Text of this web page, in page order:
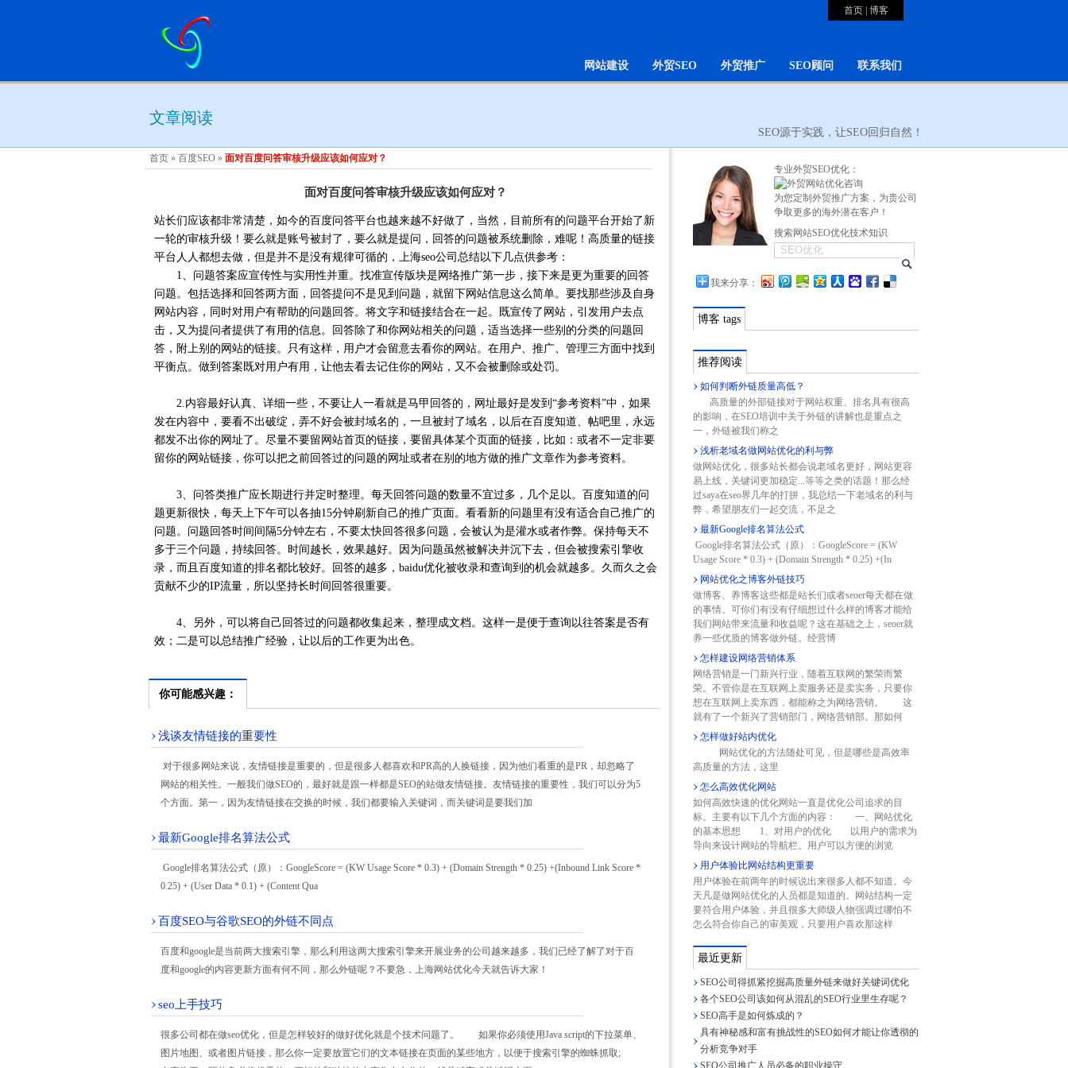
首页| 博客
网站建设 外贸SEO 外贸推广 SEO顾问 联系我们
文章阅读
SEO源于实践，让SEO回归自然！
首页 » 百度SEO » 面对百度问答审核升级应该如何应对？
面对百度问答审核升级应该如何应对？
站长们应该都非常清楚，如今的百度问答平台也越来越不好做了，当然，目前所有的问题平台开始了新
一轮的审核升级！要么就是账号被封了，要么就是提问，回答的问题被系统删除，难呢！高质量的链接
平台人人都想去做，但是并不是没有规律可循的，上海seo公司总结以下几点供参考：
1、问题答案应宣传性与实用性并重。找准宣传版块是网络推广第一步，接下来是更为重要的回答
问题。包括选择和回答两方面，回答提问不是见到问题，就留下网站信息这么简单。要找那些涉及自身
网站内容，同时对用户有帮助的问题回答。将文字和链接结合在一起。既宣传了网站，引发用户去点
击，又为提问者提供了有用的信息。回答除了和你网站相关的问题，适当选择一些别的分类的问题回
答，附上别的网站的链接。只有这样，用户才会留意去看你的网站。在用户、推广、管理三方面中找到
平衡点。做到答案既对用户有用，让他去看去记住你的网站，又不会被删除或处罚。
2.内容最好认真、详细一些，不要让人一看就是马甲回答的，网址最好是发到“参考资料”中，如果
发在内容中，要看不出破绽，弄不好会被封域名的，一旦被封了域名，以后在百度知道、帖吧里，永远
都发不出你的网址了。尽量不要留网站首页的链接，要留具体某个页面的链接，比如：或者不一定非要
留你的网站链接，你可以把之前回答过的问题的网址或者在别的地方做的推广文章作为参考资料。
3、问答类推广应长期进行并定时整理。每天回答问题的数量不宜过多，几个足以。百度知道的问
题更新很快，每天上下午可以各抽15分钟刷新自己的推广页面。看看新的问题里有没有适合自己推广的
问题。问题回答时间间隔5分钟左右，不要太快回答很多问题，会被认为是灌水或者作弊。保持每天不
多于三个问题，持续回答。时间越长，效果越好。因为问题虽然被解决并沉下去，但会被搜索引擎收
录，而且百度知道的排名都比较好。回答的越多，baidu优化被收录和查询到的机会就越多。久而久之会
贡献不少的IP流量，所以坚持长时间回答很重要。
4、另外，可以将自己回答过的问题都收集起来，整理成文档。这样一是便于查询以往答案是否有
效；二是可以总结推广经验，让以后的工作更为出色。
你可能感兴趣：
浅谈友情链接的重要性
对于很多网站来说，友情链接是重要的，但是很多人都喜欢和PR高的人换链接，因为他们看重的是PR，却忽略了
网站的相关性。一般我们做SEO的，最好就是跟一样都是SEO的站做友情链接。友情链接的重要性，我们可以分为5
个方面。第一，因为友情链接在交换的时候，我们都要输入关键词，而关键词是要我们加
最新Google排名算法公式
Google排名算法公式（原）：GoogleScore = (KW Usage Score * 0.3) + (Domain Strength * 0.25) +(Inbound Link Score *
0.25) + (User Data * 0.1) + (Content Qua
百度SEO与谷歌SEO的外链不同点
百度和google是当前两大搜索引擎，那么利用这两大搜索引擎来开展业务的公司越来越多，我们已经了解了对于百
度和google的内容更新方面有何不同，那么外链呢？不要急，上海网站优化今天就告诉大家！
seo上手技巧
很多公司都在做seo优化，但是怎样较好的做好优化就是个技术问题了。 如果你必须使用Java script的下拉菜单、
图片地图、或者图片链接，那么你一定要放置它们的文本链接在页面的某些地方，以便于搜索引擎的蜘蛛抓取;
专业外贸SEO优化：
为您定制外贸推广方案，为贵公司
争取更多的海外潜在客户！
搜索网站SEO优化技术知识
我来分享：
博客 tags
推荐阅读
如何判断外链质量高低？
高质量的外部链接对于网站权重、排名具有很高
的影响，在SEO培训中关于外链的讲解也是重点之
一，外链被我们称之
浅析老域名做网站优化的利与弊
做网站优化，很多站长都会说老域名更好，网站更容
易上线，关键词更加稳定...等等之类的话题！那么经
过saya在seo界几年的打拼，我总结一下老域名的利与
弊，希望朋友们一起交流，不足之
最新Google排名算法公式
Google排名算法公式（原）：GoogleScore = (KW
Usage Score * 0.3) + (Domain Strength * 0.25) +(In
网站优化之博客外链技巧
做博客、养博客这些都是站长们或者seoer每天都在做
的事情。可你们有没有仔细想过什么样的博客才能给
我们网站带来流量和收益呢？这在基础之上，seoer就
养一些优质的博客做外链。经营博
怎样建设网络营销体系
网络营销是一门新兴行业，随着互联网的繁荣而繁
荣。不管你是在互联网上卖服务还是卖实务，只要你
想在互联网上卖东西，都能称之为网络营销。 这
就有了一个新兴了营销部门，网络营销部。那如何
怎样做好站内优化
网站优化的方法随处可见，但是哪些是高效率
高质量的方法，这里
怎么高效优化网站
如何高效快速的优化网站一直是优化公司追求的目
标。主要有以下几个方面的内容： 一、网站优化
的基本思想 1、对用户的优化 以用户的需求为
导向来设计网站的导航栏。用户可以方便的浏览
用户体验比网站结构更重要
用户体验在前两年的时候说出来很多人都不知道。今
天凡是做网站优化的人员都是知道的。网站结构一定
要符合用户体验，并且很多大师级人物强调过哪怕不
怎么符合你自己的审美观，只要用户喜欢那这样
最近更新
SEO公司得抓紧挖掘高质量外链来做好关键词优化
各个SEO公司该如何从混乱的SEO行业里生存呢？
SEO高手是如何炼成的？
具有神秘感和富有挑战性的SEO如何才能让你透彻的
分析竞争对手
SEO公司推广人员必备的职业操守